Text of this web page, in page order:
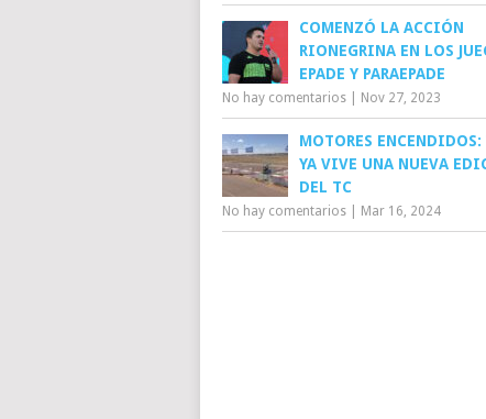
COMENZÓ LA ACCIÓN
RIONEGRINA EN LOS
EPADE Y PARAEPADE
No hay comentarios Nov 27, 2023
MOTORES
YA VIVE UNA NUEVA
DEL TC
No hay comentarios Mar 16, 2024